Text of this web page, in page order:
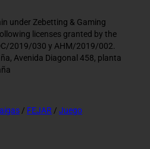
under Zebetting & Gaming
licenses granted by the
2019/030 y AHM/2019/002.
Avenida Diagonal 458, planta
/ FEJAR / Juego